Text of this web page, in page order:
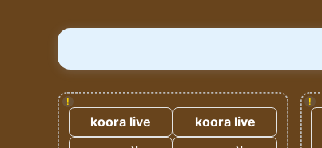
!
!
koora live
koora live